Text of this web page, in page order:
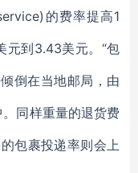
的费率提高1
元到3.43美元。“包
倒在当地邮局，由
同样重量的退货费
包裹投递率则会上